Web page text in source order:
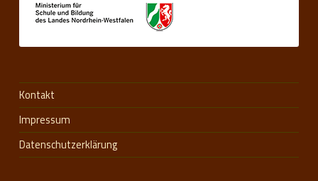
Kontakt
Impressum
Datenschutzerklärung